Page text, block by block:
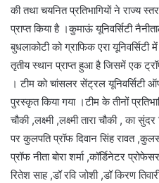
की तथा चयनित प्रतिभागियों ने राज्य
प्राप्त किया है ।कुमाऊं यूनिवर्सिटी
बुधलाकोटी को ग्राफिक एरा
तृतीय स्थान प्राप्त हुआ है जिसमें एक
। टीम को चांसलर सेंट्रल यूनिवर्सिटी
पुरस्कृत किया गया ।टीम के तीनों
चौकी ,लक्ष्मी ,लक्ष्मी तारा चौकी , का
पर कुलपति प्रॉफ दिवान सिंह रावत
प्रॉफ नीता बोरा शर्मा ,कॉर्डिनेटर
रितेश साह ,डॉ रवि जोशी ,डॉ किरण